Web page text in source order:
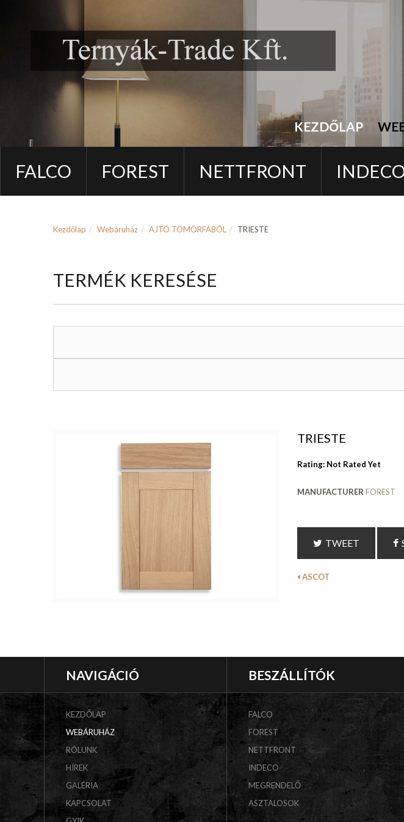
KEZDŐLAP
FALCO FOREST NETTFRONT
Kezdőlap Webáruház AJTÓ TÖMÖRFÁBÓL TRIESTE
TERMÉK KERESÉSE
TRIESTE
Rating: Not Rated Yet
MANUFACTURER FOREST
TWEET
ASCOT
NAVIGÁCIÓ
KEZDŐLAP
WEBÁRUHÁZ
RÓLUNK
HÍREK
GALÉRIA
KAPCSOLAT
BESZÁLLÍTÓK
FALCO
FOREST
NETTFRONT
INDECO
MEGRENDELŐ
ASZTALOSOK